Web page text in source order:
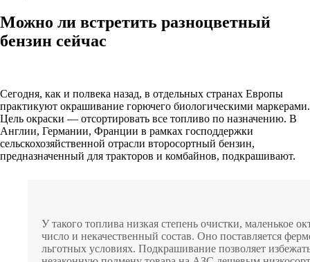
Можно ли встретить разноцветный
бензин сейчас
Сегодня, как и полвека назад, в отдельных странах Европы
практикуют окрашивание горючего биологическими маркерами.
Цель окраски — отсортировать все топливо по назначению. В
Англии, Германии, Франции в рамках господдержки
сельскохозяйственной отрасли второсортный бензин,
предназначенный для тракторов и комбайнов, подкрашивают.
У такого топлива низкая степень очистки, маленькое
число и некачественный состав. Оно поставляется
льготных условиях. Подкрашивание позволяет